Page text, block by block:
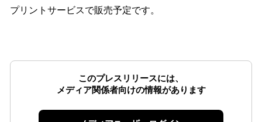
プリントサービスで販売予定です。
このプレスリリースには、
メディア関係者向けの情報があります